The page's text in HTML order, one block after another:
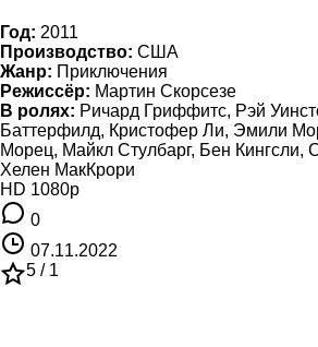
Год: 2011
Производство: США
Жанр: Приключения
Режиссёр: Мартин Скорсезе
В ролях: Ричард Гриффитс, Рэй
Баттерфилд, Кристофер Ли, Эмили
Морец, Майкл Стулбарг, Бен Кингсли,
Хелен МакКрори
HD 1080p
0
07.11.2022
5 / 1